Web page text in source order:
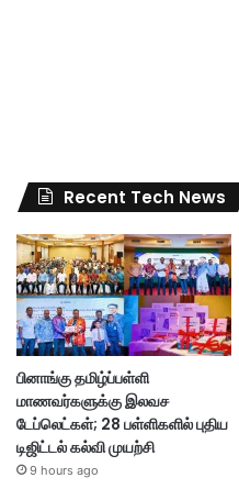
Recent Tech News
பினாங்கு தமிழ்ப்பள்ளி
மாணவர்களுக்கு இலவச
டேப்லெட்கள்; 28 பள்ளிகளில் புதிய
டிஜிட்டல் கல்வி முயற்சி
9 hours ago